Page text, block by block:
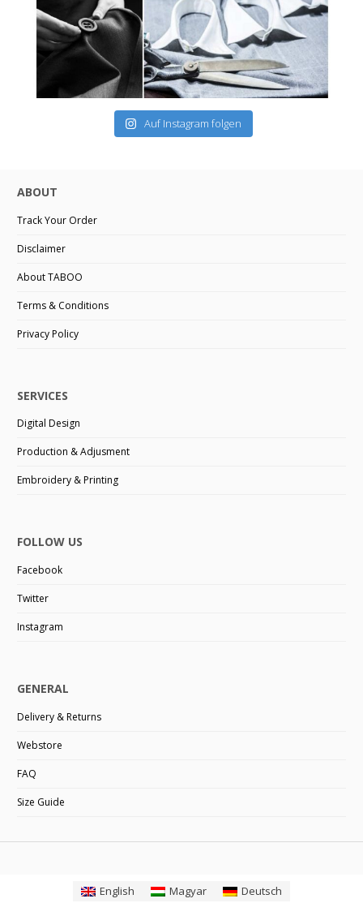
Auf Instagram folgen
ABOUT
Track Your Order
Disclaimer
About TABOO
Terms & Conditions
Privacy Policy
SERVICES
Digital Design
Production & Adjusment
Embroidery & Printing
FOLLOW US
Facebook
Twitter
Instagram
GENERAL
Delivery & Returns
Webstore
FAQ
Size Guide
English Magyar Deutsch